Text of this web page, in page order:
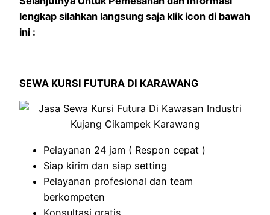
lengkap silahkan langsung saja klik icon di bawah
ini :
SEWA KURSI FUTURA DI KARAWANG
Pelayanan 24 jam ( Respon cepat )
Siap kirim dan siap setting
Pelayanan profesional dan team
berkompeten
Konsultasi gratis